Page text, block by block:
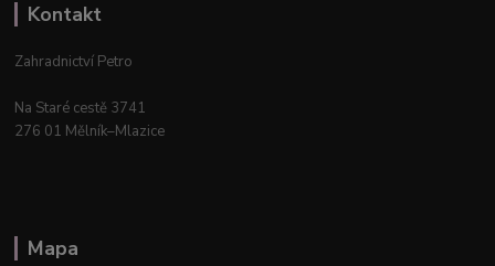
Kontakt
Zahradnictví Petro
Na Staré cestě 3741
276 01 Mělník–Mlazice
Mapa